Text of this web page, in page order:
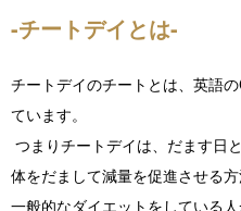
-チートデイとは-
チートデイのチートとは、英語
ています。
つまりチートデイは、だます日
体をだまして減量を促進させる方
一般的なダイエットをしている